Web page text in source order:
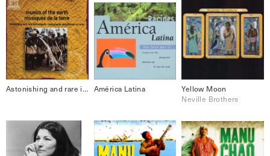
Astonishing and rare instruments Musics Of The Earth América Latina
Yellow Moon
Neville Brothers